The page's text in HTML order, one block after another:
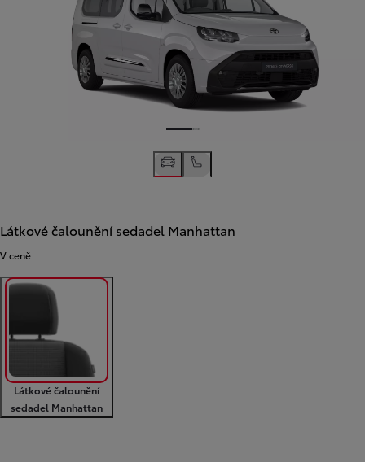
Látkové čalounění sedadel Manhattan
V ceně
Látkové čalounění
sedadel Manhattan